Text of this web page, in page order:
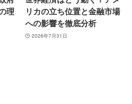
理
リカの立ち位置と金融市場
への影響を徹底分析
2026年7月31日